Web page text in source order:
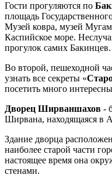
Гости прогуляются по
площадь
Музей ковра, музей
Каспийское море.
прогулок самих Бакинцев.
Во второй, пешеходной
узнать все секреты «
посетить много
Дворец Ширваншахов -
Ширвана, находящаяся в
Здание дворца
наиболее старой части
настоящее время она
стенами.